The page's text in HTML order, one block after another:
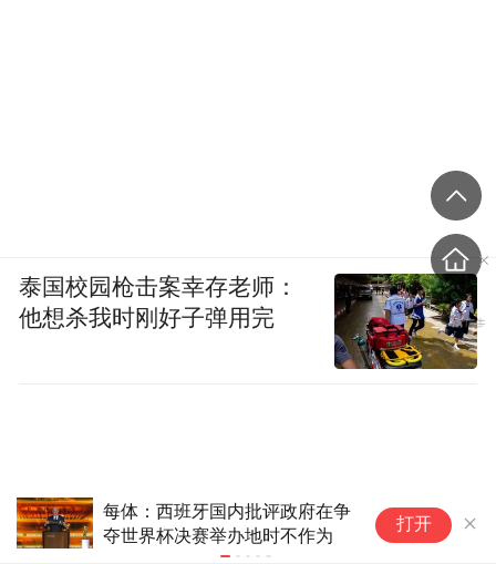
世界杯不能卖，国际足联终于明
白了
打开
泰国校园枪击案幸存老师：
他想杀我时刚好子弹用完